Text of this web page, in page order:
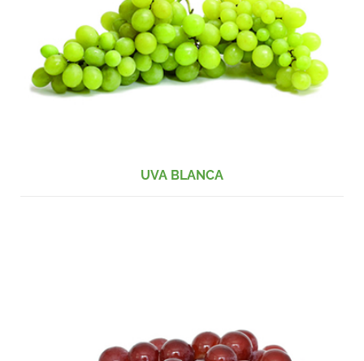
UVA BLANCA